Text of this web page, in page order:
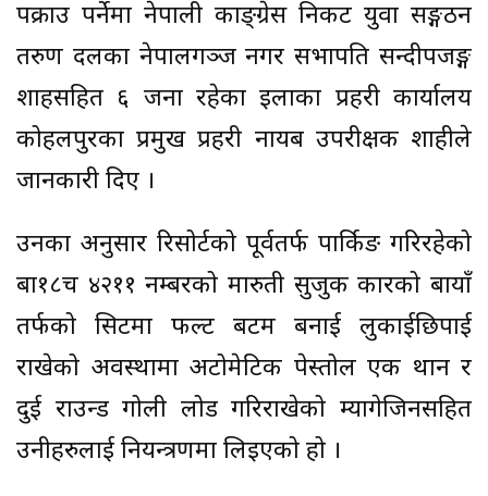
पक्राउ पर्नेमा नेपाली काङ्ग्रेस निकट युवा सङ्गठन
तरुण दलका नेपालगञ्ज नगर सभापति सन्दीपजङ्ग
शाहसहित ६ जना रहेका इलाका प्रहरी कार्यालय
कोहलपुरका प्रमुख प्रहरी नायब उपरीक्षक शाहीले
जानकारी दिए ।
उनका अनुसार रिसोर्टको पूर्वतर्फ पार्किङ गरिरहेको
बा१८च ४२११ नम्बरको मारुती सुजुकी कारको बायाँ
तर्फको सिटमा फल्ट बटम बनाई लुकाईछिपाई
राखेको अवस्थामा अटोमेटिक पेस्तोल एक थान र
दुई राउन्ड गोली लोड गरिराखेको म्यागेजिनसहित
उनीहरुलाई नियन्त्रणमा लिइएको हो ।